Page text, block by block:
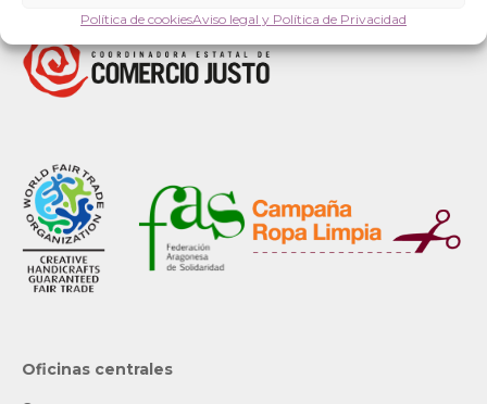
Política de cookiesAviso legal y Política de Privacidad
Oficinas centrales